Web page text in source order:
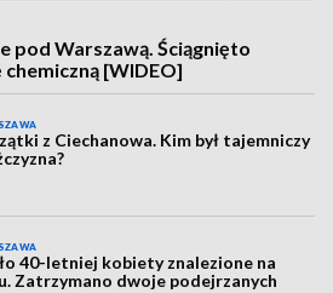
pod Warszawą. Ściągnięto
[WIDEO]
z Ciechanowa. Kim był tajemniczy
40-letniej kobiety znalezione na
Zatrzymano dwoje podejrzanych